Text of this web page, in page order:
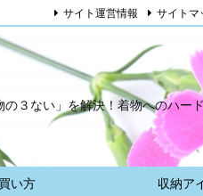
３ない」を解決！着物へのハー
い方 収納ア
サイト運営情報 サイトマ